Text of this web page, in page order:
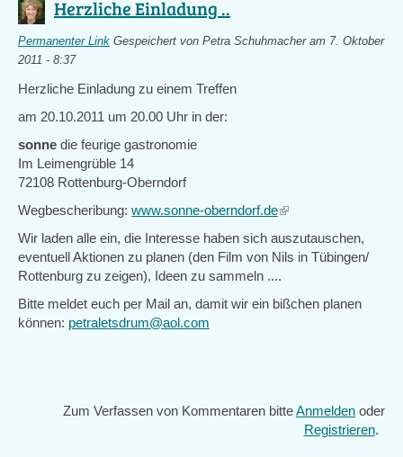
Herzliche Einladung ..
Permanenter Link Gespeichert von Petra Schuhmacheram 7. Oktober
2011 - 8:37
Herzliche Einladung zu einem Treffen
am 20.10.2011 um 20.00 Uhr in der:
sonne die feurige gastronomie
Im Leimengrüble 14
72108 Rottenburg-Oberndorf
Wegbescheribung: www.sonne-oberndorf.de(link
external)
Wir laden alle ein, die Interesse haben sich auszutauschen,
eventuell Aktionen zu planen (den Film von Nils in Tübingen/
Rottenburg zu zeigen), Ideen zu sammeln ....
Bitte meldet euch per Mail an, damit wir ein bißchen planen
können: petraletsdrum@aol.com
Zum Verfassen von Kommentaren bitteAnmelden oder
Registrieren.